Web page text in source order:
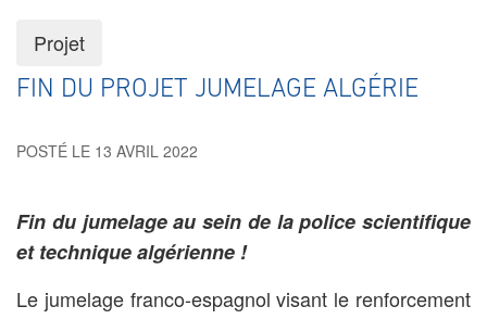
Projet
FIN DU PROJET JUMELAGE ALGÉRIE
POSTÉ LE 13 AVRIL 2022
Fin du jumelage au sein de la police scientifique
et technique algérienne !
Le jumelage franco-espagnol visant le renforcement